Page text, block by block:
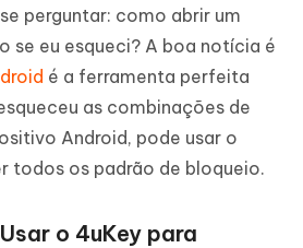
perguntar: como abrir um
se eu esqueci? A boa notícia é
é a ferramenta perfeita
as combinações de
Android, pode usar o
todos os padrão de bloqueio.
o 4uKey para